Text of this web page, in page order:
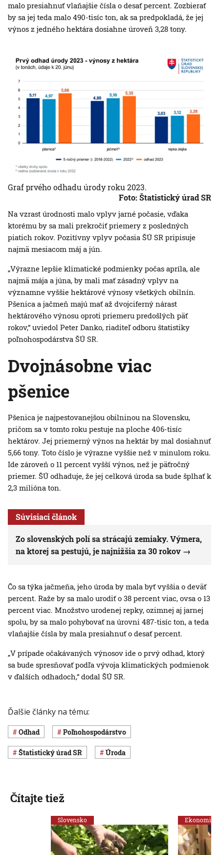
malo presiahnuť vlaňajšie čísla o desať percent. Zozbierať
by sa jej teda malo 490-tisíc ton, ak sa predpokladá, že jej
výnos z jedného hektára dosiahne úroveň 3,28 tony.
Graf prvého odhadu úrody roku 2023.
Foto: Štatistický úrad SR
Na vzrast úrodnosti malo vplyv jarné počasie, vďaka
ktorému by sa mali prekročiť priemery z posledných
piatich rokov. Pozitívny vplyv počasia ŠÚ SR pripisuje
najmä mesiacom máj a jún.
„Výrazne lepšie klimatické podmienky počas apríla, ale
najmä mája a júna, by mali mať zásadný vplyv na
významne vyššie hektárové výnosy všetkých obilnín.
Pšenica a jačmeň majú mať až dvojciferný nárast
hektárového výnosu oproti priemeru predošlých päť
rokov,“ uviedol Peter Danko, riaditeľ odboru štatistiky
poľnohospodárstva ŠÚ SR.
Dvojnásobne viac
pšenice
Pšenica je najpestovanejšou obilninou na Slovensku,
pričom sa v tomto roku pestuje na ploche 406-tisíc
hektárov. Jej priemerný výnos na hektár by mal dosiahnuť
5,66 tony. Toto číslo je výrazne vyššie než v minulom roku.
Ide zároveň o 11 percent vyšší výnos, než je päťročný
priemer. ŠÚ odhaduje, že jej celková úroda sa bude šplhať k
2,3 milióna ton.
Súvisiaci článok
Zo slovenských polí sa strácajú zemiaky. Výmera,
na ktorej sa pestujú, je najnižšia za 30 rokov
Čo sa týka jačmeňa, jeho úroda by mala byť vyššia o deväť
percent. Raže by sa malo urodiť o 38 percent viac, ovsa o 13
percent viac. Množstvo urodenej repky, ozimnej aj jarnej
spolu, by sa malo pohybovať na úrovni 487-tisíc ton, a teda
vlaňajšie čísla by mala presiahnuť o desať percent.
„V prípade očakávaných výnosov ide o prvý odhad, ktorý
sa bude spresňovať podľa vývoja klimatických podmienok
v ďalších odhadoch,“ dodal ŠÚ SR.
Ďalšie články na tému:
odhad poľnohospodárstvo
Štatistický úrad SR úroda
Čítajte tiež
Slovensko Ekonomika